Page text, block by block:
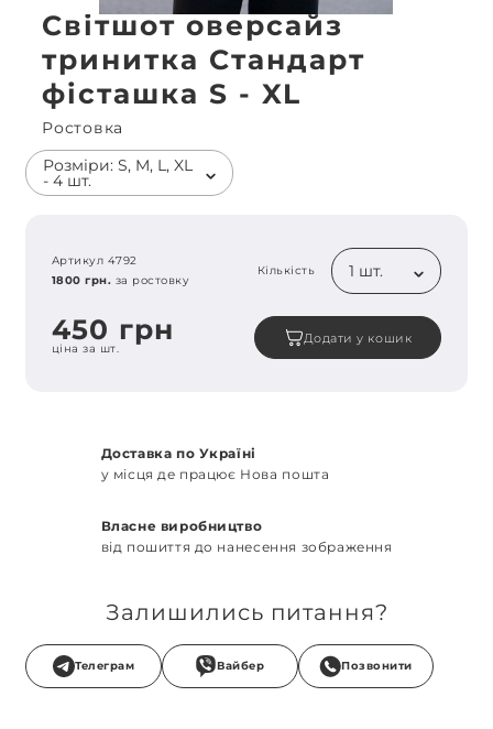
Світшот оверсайз
тринитка Стандарт
фісташка S - XL
Ростовка
Розміри: S, M, L, XL
- 4 шт.
Артикул 4792
1800 грн. за ростовку
Кількість 1 шт.
450 грн
ціна за шт.
Додати у кошик
Доставка по Україні
у місця де працює Нова пошта
Власне виробництво
від пошиття до нанесення зображення
Залишились питання?
Телеграм Вайбер Позвонити